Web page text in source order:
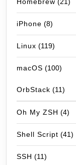
Homebrew (21)
iPhone (8)
Linux (119)
macOS (100)
OrbStack (11)
Oh My ZSH (4)
Shell Script (41)
SSH (11)